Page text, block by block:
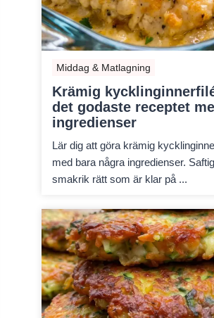
Middag & Matlagning
Krämig
det godaste receptet
ingredienser
Lär dig att göra krämig
med bara några ingredienser.
smakrik rätt som är klar på ...